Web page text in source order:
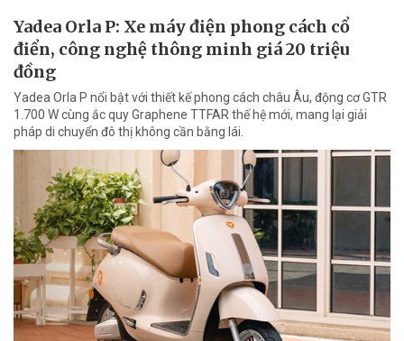
Yadea Orla P: Xe máy điện phong cách cổ
điển, công nghệ thông minh giá 20 triệu
đồng
Yadea Orla P nổi bật với thiết kế phong cách châu Âu, động cơ GTR
1.700 W cùng ắc quy Graphene TTFAR thế hệ mới, mang lại giải
pháp di chuyển đô thị không cần bằng lái.